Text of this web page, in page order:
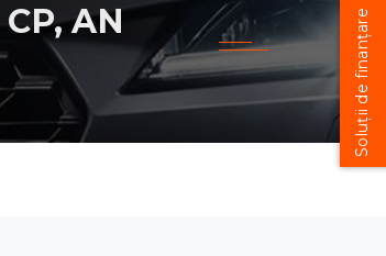
AN
Soluții de finanțare